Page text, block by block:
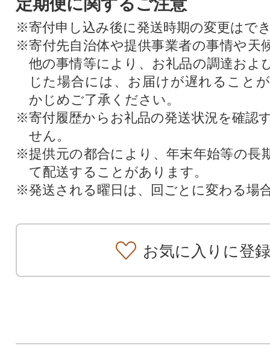
定期便に関するご注意
※寄付申し込み後に発送時期の変更はで
※寄付先自治体や提供事業者の事情や天
他の事情等により、お礼品の調達およ
じた場合には、お届けが遅れること
かじめご了承ください。
※寄付履歴からお礼品の発送状況を確認
せん。
※提供元の都合により、年末年始等の長
て配送することがあります。
※発送される曜日は、回ごとに変わる場
お気に入りに登録